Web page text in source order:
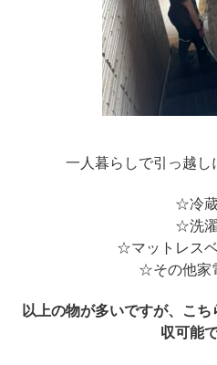
一人暮らしで引っ越し
☆冷
☆洗
☆マットレス
☆その他家
以上の物が多いですが、こ
収可能